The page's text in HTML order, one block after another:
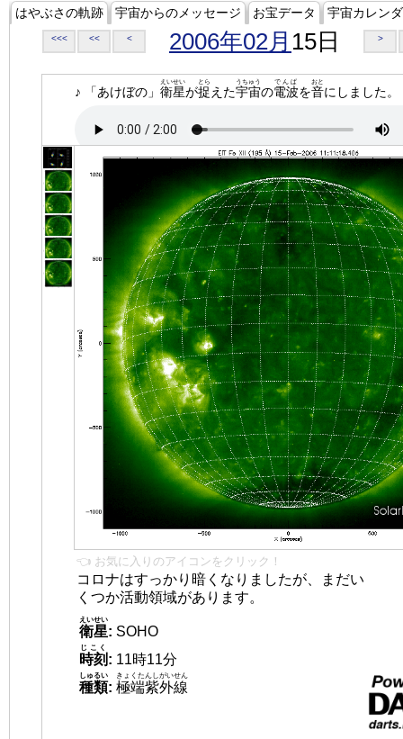
はやぶさの軌跡 宇宙からのメッセージ お宝データ 宇宙カレン
<<< << < 2006年02月 15日 >
♪ 「あけぼの」 衛星
えいせい
が捉
とら
えた宇宙
うちゅう
の電波
でんぱ
を音
おと
にしました。
👈 お気に入りのアイコンをクリック！
コロナはすっかり暗くなりましたが、まだい
くつか活動領域があります。
衛星
えいせい
: SOHO
時刻
じこく
: 11時11分
種類
しゅるい
: 極端紫外線
きょくたんしがいせん